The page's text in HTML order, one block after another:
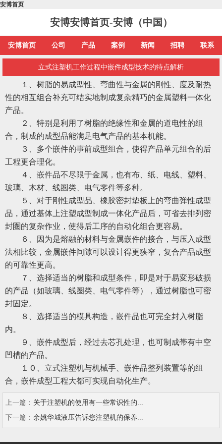
安博首页
安博安博首页-安博（中国）
安博首页 公司 产品 案例 新闻 招聘 联系
立式注塑机工作过程中嵌件成型技术的特点解析
１、树脂的易成型性、弯曲性与金属的刚性、度及耐热
性的相互组合补充可结实地制成复杂精巧的金属塑料一体化
产品。
２、特别是利用了树脂的绝缘性和金属的道电性的组
合，制成的成型品能满足电气产品的基本机能。
３、多个嵌件的事前成型组合，使得产品单元组合的后
工程更合理化。
４、嵌件品不尽限于金属，也有布、纸、电线、塑料、
玻璃、木材、线圏类、电气零件等多种。
５、对于刚性成型品、橡胶密封垫板上的弯曲弹性成型
品，通过基体上注塑成型制成一体化产品后，可省去排列密
封圏的复杂作业，使得后工序的自动化组合更容易。
６、因为是熔融的材料与金属嵌件的接合，与压入成型
法相比较，金属嵌件间隙可以设计得更狭窄，复合产品成型
的可靠性更高。
７、选择适当的树脂和成型条件，即是对于易変形破损
的产品（如玻璃、线圈类、电气零件等），通过树脂也可密
封固定。
８、选择适当的模具构造，嵌件品也可完全封入树脂
内。
９、嵌件成型后，经过去芯孔处理，也可制成帯有中空
凹槽的产品。
１０、立式注塑机与机械手、嵌件品整列装置等的组
合，嵌件成型工程大都可实现自动化生产。
上一篇： 关于注塑机的使用有一些常识性的...
下一篇： 余姚华城液压告诉您注塑机的保养...